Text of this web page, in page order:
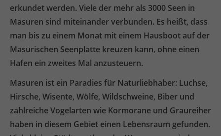
erkundet werden. Viele der mehr als 3000 Seen in
Masuren sind miteinander verbunden. Es heißt, dass
man bis zu einem Monat mit einem Hausboot auf der
Masurischen Seenplatte kreuzen kann, ohne einen
Hafen ein zweites Mal anzusteuern.
Masuren ist ein Paradies für Naturliebhaber: Luchse,
Hirsche, Wisente, Wölfe, Wildschweine, Biber und
zahlreiche Vogelarten wie Kormorane und Graureiher
haben in diesem Gebiet einen Lebensraum gefunden.